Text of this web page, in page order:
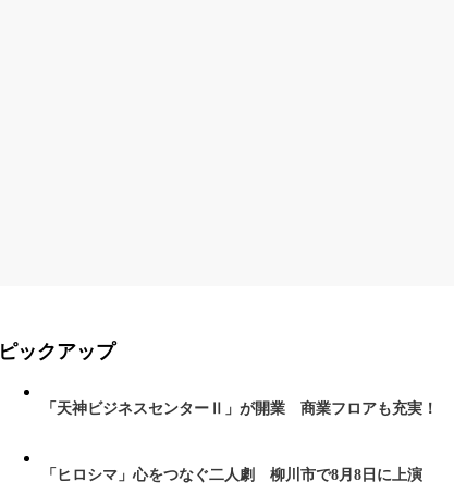
ピックアップ
「天神ビジネスセンターⅡ」が開業 商業フロアも充実！
「ヒロシマ」心をつなぐ二人劇 柳川市で8月8日に上演